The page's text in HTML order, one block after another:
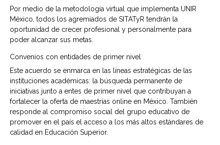
Por medio de la metodología virtual que implementa UNIR
México, todos los agremiados de SITATyR tendrán la
oportunidad de crecer profesional y personalmente para
poder alcanzar sus metas.
Convenios con entidades de primer nivel
Este acuerdo se enmarca en las líneas estratégicas de las
instituciones académicas: la búsqueda permanente de
iniciativas junto a entes de primer nivel que contribuyan a
fortalecer la oferta de maestrías online en México. También
responde al compromiso social del grupo educativo de
promover en el país el acceso a los más altos estándares de
calidad en Educación Superior.